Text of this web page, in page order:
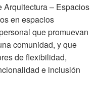
Arquitectura – Espacios
en espacios
que promuevan
comunidad, y que
de flexibilidad,
e inclusión